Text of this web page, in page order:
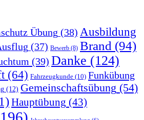
Übung (38) Ausbildung
(37) Bewerb (8) Brand (94)
(39) Danke (124)
(64) Fahrzeugkunde (10) Funkübung
(12) Gemeinschaftsübung (54)
Hauptübung (43)